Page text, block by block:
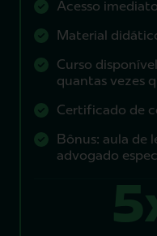
Acesso
Material
Curso
quantas vezes
Certificado de
Bônus: aula de
advogado